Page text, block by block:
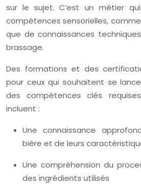
sur le sujet. C’est un métier
compétences sensorielles,
que de connaissances
brassage.
Des formations et des
pour ceux qui souhaitent se
des compétences clés
incluent :
Une connaissance
bière et de leurs
Une compréhension du
des ingrédients utilisés